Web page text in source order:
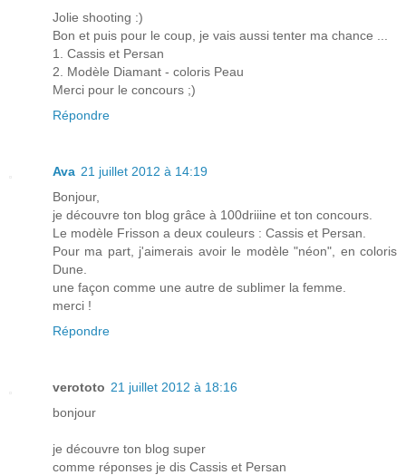
Jolie shooting :)
Bon et puis pour le coup, je vais aussi tenter ma chance ...
1. Cassis et Persan
2. Modèle Diamant - coloris Peau
Merci pour le concours ;)
Répondre
Ava 21 juillet 2012 à 14:19
Bonjour,
je découvre ton blog grâce à 100driiine et ton concours.
Le modèle Frisson a deux couleurs : Cassis et Persan.
Pour ma part, j'aimerais avoir le modèle "néon", en coloris
Dune.
une façon comme une autre de sublimer la femme.
merci !
Répondre
verototo 21 juillet 2012 à 18:16
bonjour
je découvre ton blog super
comme réponses je dis Cassis et Persan